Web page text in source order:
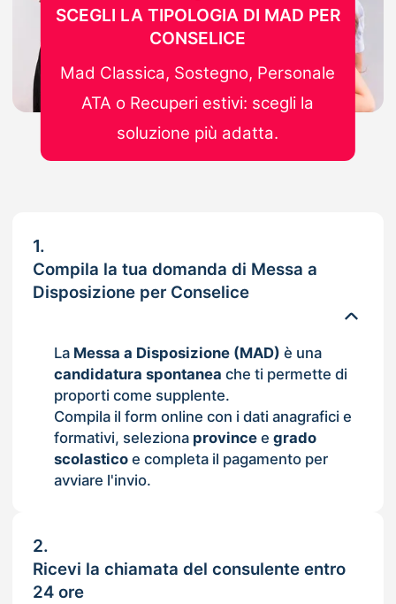
1.
Compila la tua domanda di Messa a
Disposizione per Conselice
La Messa a Disposizione (MAD) è una
candidatura spontanea che ti permette di
proporti come supplente.
Compila il form online con i dati anagrafici e
formativi, seleziona provincee grado
scolasticoe completa il pagamento per
avviare l'invio.
2.
Ricevi la chiamata del consulente entro
24 ore
SCEGLI LA TIPOLOGIA DI MAD PER
CONSELICE
Mad Classica, Sostegno, Personale
ATA o Recuperi estivi: scegli la
soluzione più adatta.